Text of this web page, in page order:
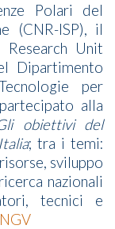
Polari del
(CNR-ISP), il
Unit
Dipartimento
per
alla
obiettivi del
; tra i temi:
sviluppo
nazionali
tecnici e